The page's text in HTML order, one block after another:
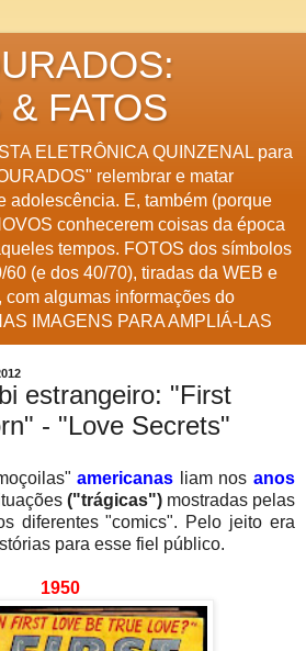
FATOS
ELETRÔNICA QUINZENAL para
relembrar e matar
adolescência. E, também (porque
conhecerem coisas da época
tempos. FOTOS dos símbolos
(e dos 40/70), tiradas da WEB e
com algumas informações do
IMAGENS PARA AMPLIÁ-LAS
estrangeiro: "First
- "Love Secrets"
americanas liam nos anos
("trágicas") mostradas pelas
diferentes "comics". Pelo jeito era
para esse fiel público.
1950